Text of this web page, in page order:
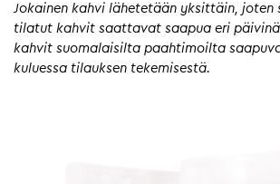
Jokainen kahvi lähetetään yksittäin, joten
tilatut kahvit saattavat saapua eri
kahvit suomalaisilta paahtimoilta
kuluessa tilauksen tekemisestä.